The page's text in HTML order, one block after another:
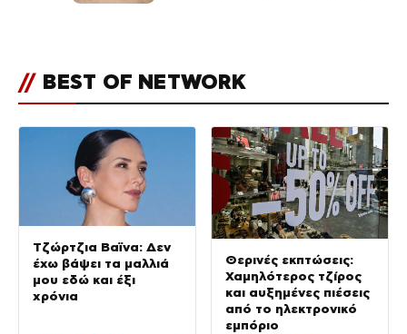
// BEST OF NETWORK
Τζώρτζια Βαϊνα: Δεν
έχω βάψει τα μαλλιά
μου εδώ και έξι
χρόνια
Θερινές εκπτώσεις:
Χαμηλότερος τζίρος
και αυξημένες πιέσεις
από το ηλεκτρονικό
εμπόριο